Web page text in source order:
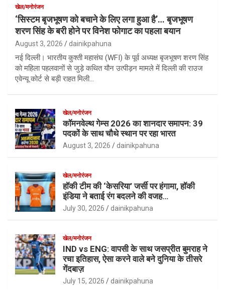
खेल/मनोरंजन
‘सिस्टम बृजभूषण को बचाने के लिए लगा हुआ है’… बृजभूषण
शरण सिंह के बरी होने पर विनेश फोगाट का पहला बयान
August 3, 2026 dainikpahuna
नई दिल्ली। भारतीय कुश्ती महासंघ (WFI) के पूर्व अध्यक्ष बृजभूषण शरण सिंह
को महिला पहलवानों से जुड़े कथित यौन उत्पीड़न मामले में दिल्ली की राउज
एवेन्यू कोर्ट से बड़ी राहत मिली…
खेल/मनोरंजन
कॉमनवेल्थ गेम्स 2026 का शानदार समापन: 39
पदकों के साथ चौथे स्थान पर रहा भारत
August 3, 2026 dainikpahuna
खेल/मनोरंजन
हॉकी टीम की ‘केसरिया’ जर्सी पर हंगामा, हॉकी
इंडिया ने बताई रंग बदलने की वजह…
July 30, 2026 dainikpahuna
खेल/मनोरंजन
IND vs ENG: वापसी के साथ जसप्रीत बुमराह ने
रचा इतिहास, ऐसा करने वाले बने दुनिया के तीसरे
गेंदबाज़
July 15, 2026 dainikpahuna